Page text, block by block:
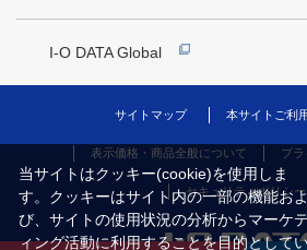
I-O DATA Global
サイトマップ 本サイトご利
表示価格・商品全般について プ
セキュリティポリシー
当サイトはクッキー(cookie)を使用しま
す。クッキーはサイト内の一部の機能およ
び、サイトの使用状況の分析からマーケテ
ィング活動に利用することを目的として